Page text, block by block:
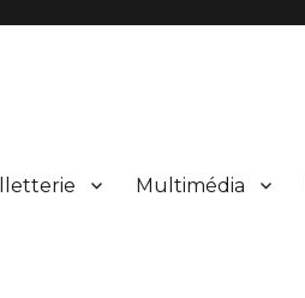
Multimédia